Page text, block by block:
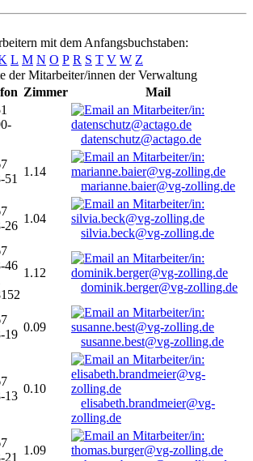
mit dem Anfangsbuchstaben:
L M N O P R S T V W Z
der Mitarbeiter/innen der Verwaltung
Zimmer
Mail
datenschutz@actago.de
51
1.14
marianne.baier@vg-zolling.de
26
1.04
silvia.beck@vg-zolling.de
46
1.12
dominik.berger@vg-zolling.de
19
0.09
susanne.best@vg-zolling.de
13
0.10
elisabeth.brandmeier@vg-
zolling.de
21
1.09